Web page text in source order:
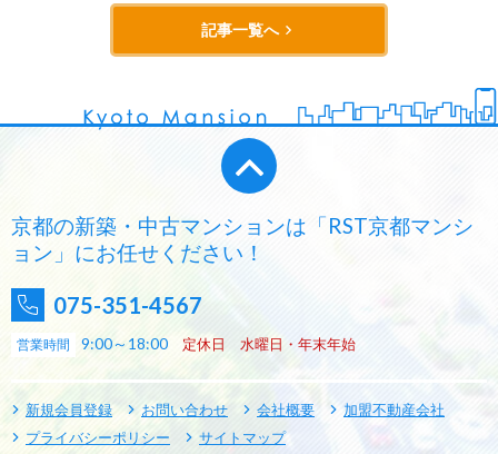
記事一覧へ
京都の新築・中古マンションは「RST京都マンシ
ョン」にお任せください！
075-351-4567
営業時間 9:00～18:00 定休日 水曜日・年末年始
新規会員登録 お問い合わせ 会社概要
加盟不動産会社
プライバシーポリシー
サイトマップ